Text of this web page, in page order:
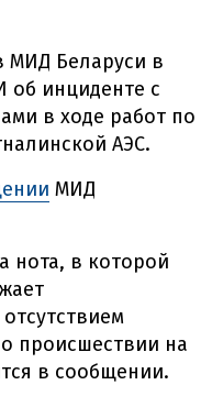
Беларуси в
об инциденте с
в ходе работ по
АЭС.
МИД
нота, в которой
происшествии на
в сообщении.